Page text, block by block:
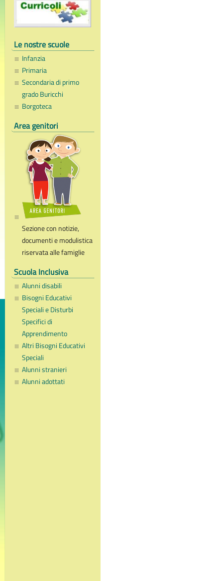
Le nostre scuole
Infanzia
Primaria
Secondaria di primo
grado Buricchi
Borgoteca
Area genitori
Sezione con notizie,
documenti e modulistica
riservata alle famiglie
Scuola Inclusiva
Alunni disabili
Bisogni Educativi
Speciali e Disturbi
Specifici di
Apprendimento
Altri Bisogni Educativi
Speciali
Alunni stranieri
Alunni adottati